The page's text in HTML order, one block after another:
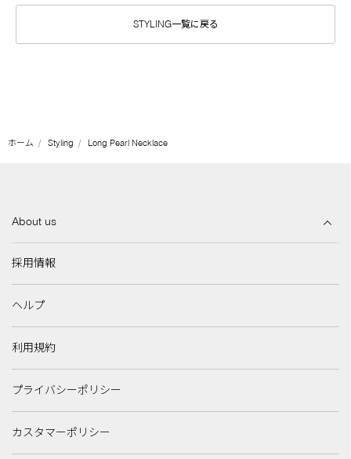
STYLING一覧に戻る
ホーム Styling Long Pearl Necklace
About us
採用情報
ヘルプ
利用規約
プライバシーポリシー
カスタマーポリシー